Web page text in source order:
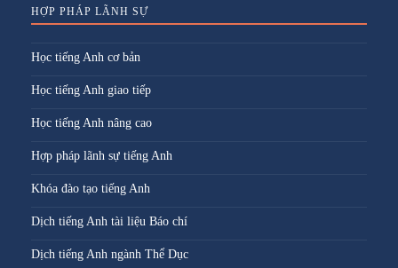
HỢP PHÁP LÃNH SỰ
Học tiếng Anh cơ bản
Học tiếng Anh giao tiếp
Học tiếng Anh nâng cao
Hợp pháp lãnh sự tiếng Anh
Khóa đào tạo tiếng Anh
Dịch tiếng Anh tài liệu Báo chí
Dịch tiếng Anh ngành Thể Dục